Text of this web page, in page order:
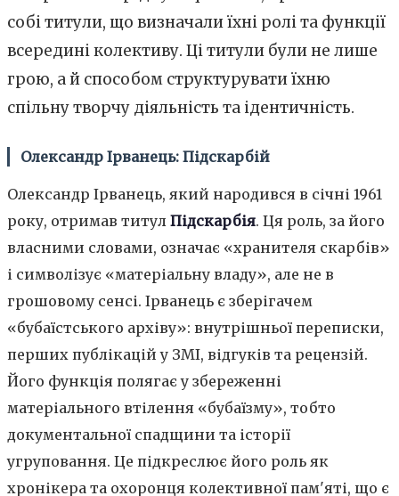
собі титули, що визначали їхні ролі та функції
всередині колективу. Ці титули були не лише
грою, а й способом структурувати їхню
спільну творчу діяльність та ідентичність.
Олександр Ірванець: Підскарбій
Олександр Ірванець, який народився в січні 1961
року, отримав титул Підскарбія. Ця роль, за його
власними словами, означає «хранителя скарбів»
і символізує «матеріальну владу», але не в
грошовому сенсі. Ірванець є зберігачем
«бубаїстського архіву»: внутрішньої переписки,
перших публікацій у ЗМІ, відгуків та рецензій.
Його функція полягає у збереженні
матеріального втілення «бубаїзму», тобто
документальної спадщини та історії
угруповання. Це підкреслює його роль як
хронікера та охоронця колективної пам'яті, що є